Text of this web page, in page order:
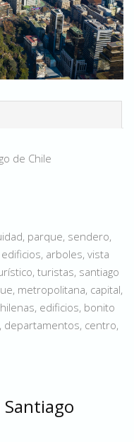
de Chile
parque, sendero,
arboles, vista
turistas, santiago
metropolitana, capital,
edificios, bonito
departamentos, centro,